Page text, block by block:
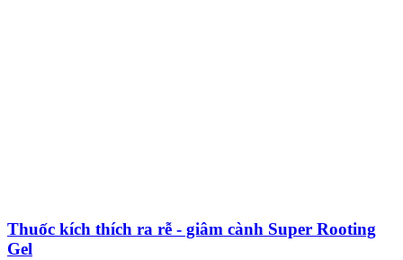
Thuốc kích thích ra rễ - giâm cành Super Rooting
Gel